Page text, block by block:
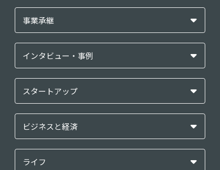
事業承継
インタビュー・事例
スタートアップ
ビジネスと経済
ライフ